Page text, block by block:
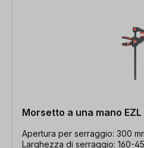
Morsetto a una mano
Apertura per serraggio: 300
Larghezza di serraggio: 160-